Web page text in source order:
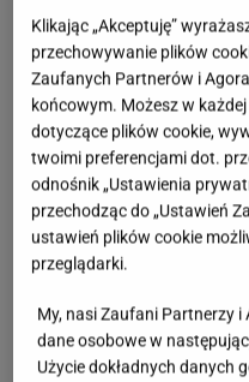
kolorów. Drewniane
elementy ceramiki i
przestrzeni harmonię.
funkcjonalność –
zorganizowana i
stworzyć kuchnię w
wystarczy skupić się
kosztownych mebli,
Rośliny w
oświetlenie dopełnią
Klikając „Akceptuję”
przechowywanie plików
Zaufanych Partnerów i
końcowym. Możesz w
dotyczące plików cookie,
twoimi preferencjami dot.
odnośnik „Ustawienia
przechodząc do „Ustawień
ustawień plików cookie
przeglądarki.
My, nasi Zaufani Partnerzy
dane osobowe w
Użycie dokładnych danych